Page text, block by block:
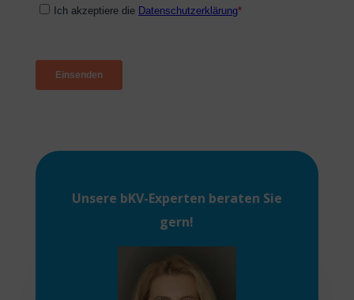
Unsere bKV-Experten beraten Sie
gern!